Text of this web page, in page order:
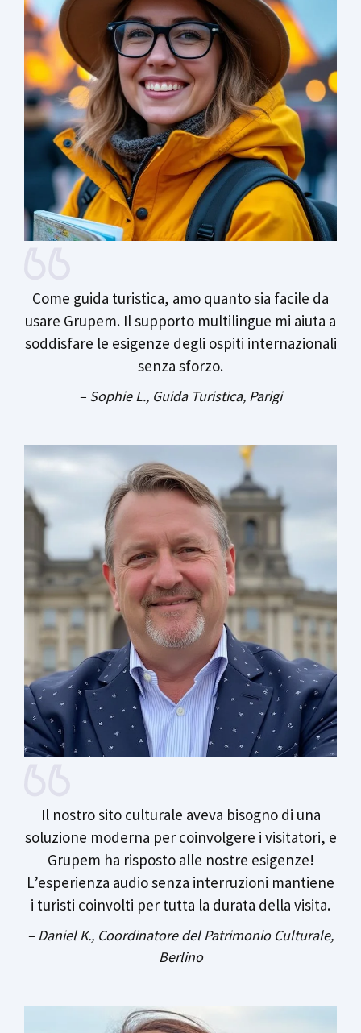
Come guida turistica, amo quanto sia facile da
usare Grupem. Il supporto multilingue mi aiuta a
soddisfare le esigenze degli ospiti internazionali
senza sforzo.
– Sophie L., Guida Turistica, Parigi
Il nostro sito culturale aveva bisogno di una
soluzione moderna per coinvolgere i visitatori, e
Grupem ha risposto alle nostre esigenze!
L’esperienza audio senza interruzioni mantiene
i turisti coinvolti per tutta la durata della visita.
– Daniel K., Coordinatore del Patrimonio Culturale,
Berlino